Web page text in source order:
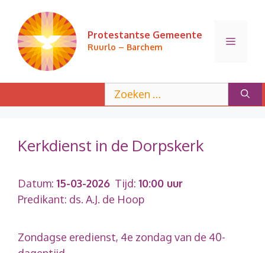
inhoud
Protestantse Gemeente
Ruurlo – Barchem
Menu
naar:
Kerkdienst in de Dorpskerk
Datum: 15-03-2026 Tijd: 10:00 uur
Predikant: ds. A.J. de Hoop
Zondagse eredienst, 4e zondag van de 40-